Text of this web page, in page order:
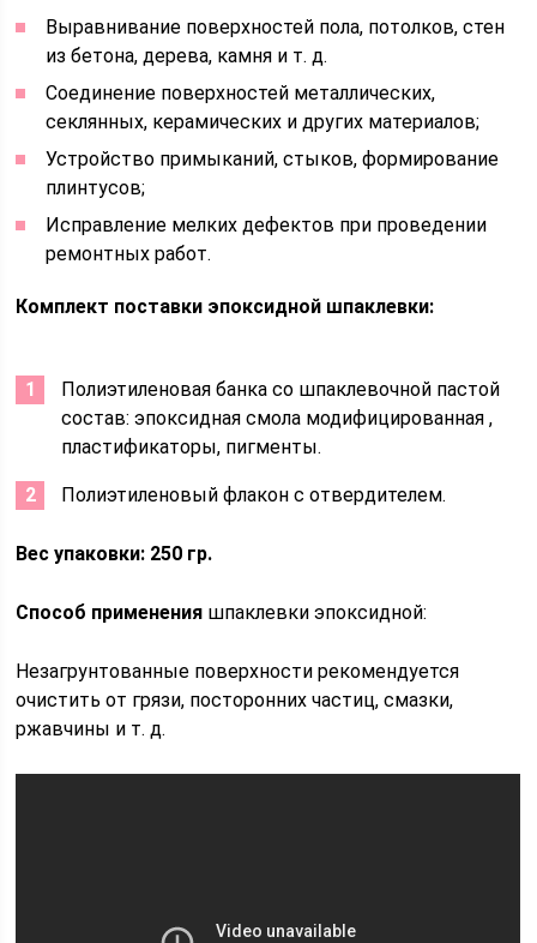
Выравнивание поверхностей пола, потолков, стен
из бетона, дерева, камня и т. д.
Соединение поверхностей металлических,
секлянных, керамических и других материалов;
Устройство примыканий, стыков, формирование
плинтусов;
Исправление мелких дефектов при проведении
ремонтных работ.
Комплект поставки эпоксидной шпаклевки:
Полиэтиленовая банка со шпаклевочной пастой
состав: эпоксидная смола модифицированная ,
пластификаторы, пигменты.
Полиэтиленовый флакон с отвердителем.
Вес упаковки: 250 гр.
Способ применения шпаклевки эпоксидной:
Незагрунтованные поверхности рекомендуется
очистить от грязи, посторонних частиц, смазки,
ржавчины и т. д.